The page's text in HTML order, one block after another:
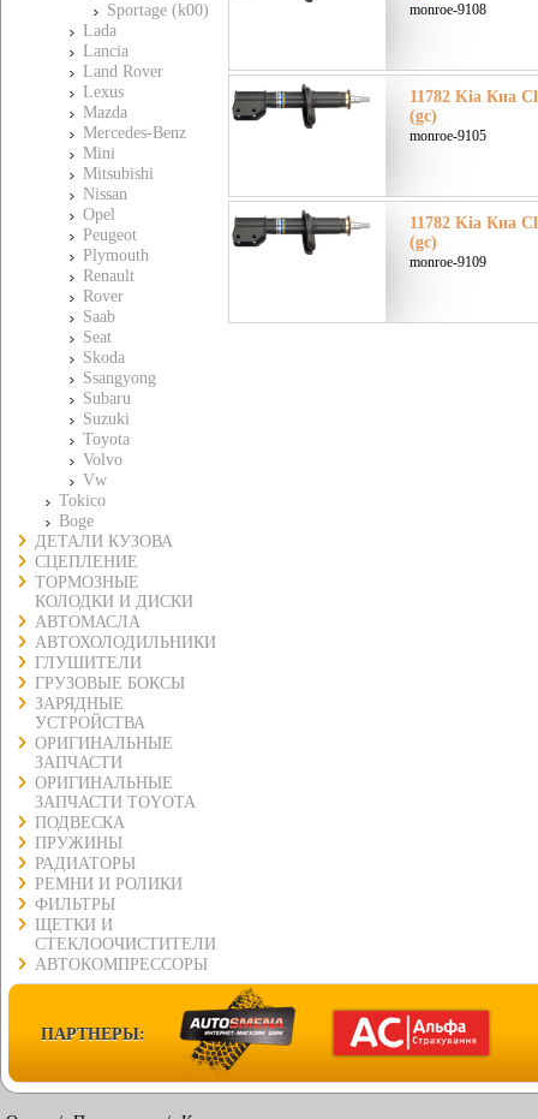
Sportage (k00)
Lada
Lancia
Land Rover
Lexus
Mazda
Mercedes-Benz
Mini
Mitsubishi
Nissan
Opel
Peugeot
Plymouth
Renault
Rover
Saab
Seat
Skoda
Ssangyong
Subaru
Suzuki
Toyota
Volvo
Vw
Tokico
Boge
ДЕТАЛИ КУЗОВА
СЦЕПЛЕНИЕ
ТОРМОЗНЫЕ
КОЛОДКИ И ДИСКИ
АВТОМАСЛА
АВТОХОЛОДИЛЬНИКИ
ГЛУШИТЕЛИ
ГРУЗОВЫЕ БОКСЫ
ЗАРЯДНЫЕ
УСТРОЙСТВА
ОРИГИНАЛЬНЫЕ
ЗАПЧАСТИ
ОРИГИНАЛЬНЫЕ
ЗАПЧАСТИ TOYOTA
ПОДВЕСКА
ПРУЖИНЫ
РАДИАТОРЫ
РЕМНИ И РОЛИКИ
ФИЛЬТРЫ
ЩЕТКИ И
СТЕКЛООЧИСТИТЕЛИ
АВТОКОМПРЕССОРЫ
monroe-9108
11782 Kia Киа
(gc)
monroe-9105
11782 Kia Киа
(gc)
monroe-9109
ПАРТНЕРЫ: